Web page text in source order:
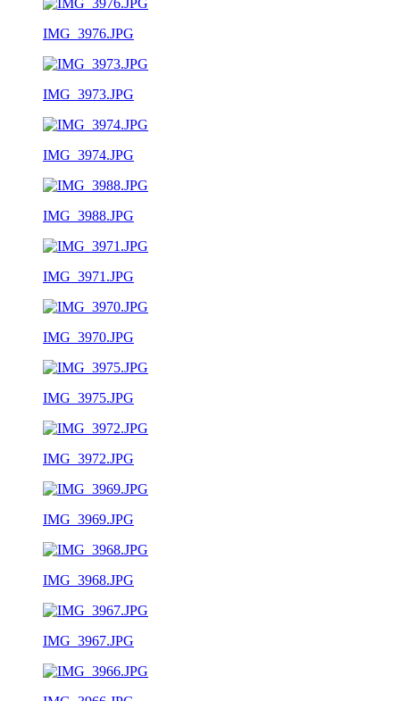
IMG_3976.JPG
IMG_3973.JPG
IMG_3974.JPG
IMG_3988.JPG
IMG_3971.JPG
IMG_3970.JPG
IMG_3975.JPG
IMG_3972.JPG
IMG_3969.JPG
IMG_3968.JPG
IMG_3967.JPG